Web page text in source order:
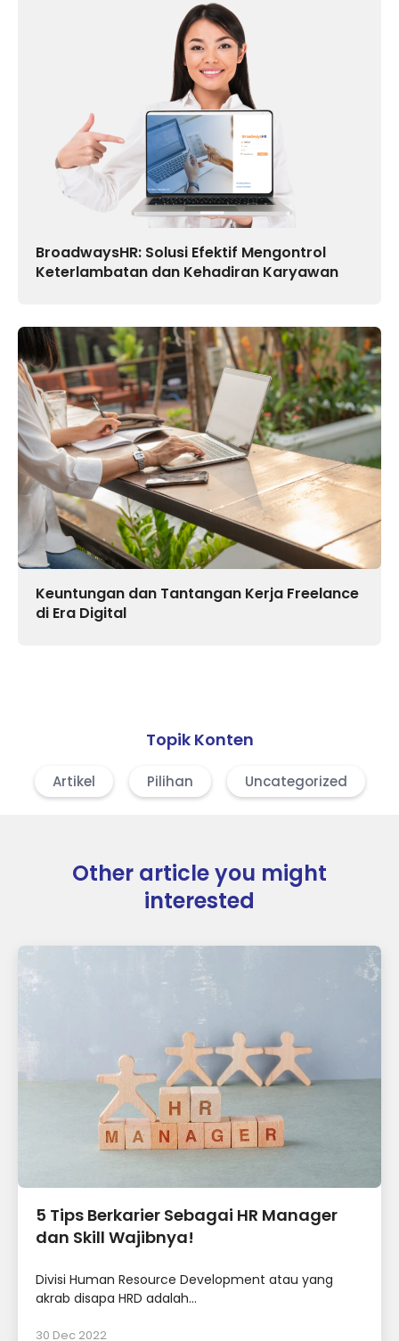
BroadwaysHR: Solusi Efektif Mengontrol
Keterlambatan dan Kehadiran Karyawan
Keuntungan dan Tantangan Kerja Freelance
di Era Digital
Topik Konten
Artikel Pilihan Uncategorized
Other article you might
interested
5 Tips Berkarier Sebagai HR Manager
dan Skill Wajibnya!
Divisi Human Resource Development atau yang
akrab disapa HRD adalah...
30 Dec 2022